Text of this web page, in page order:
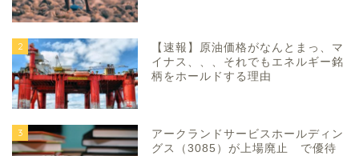
2
【速報】原油価格がなんとまっ、マ
イナス、、、それでもエネルギー銘
柄をホールドする理由
3
アークランドサービスホールディン
グス（3085）が上場廃止 で優待